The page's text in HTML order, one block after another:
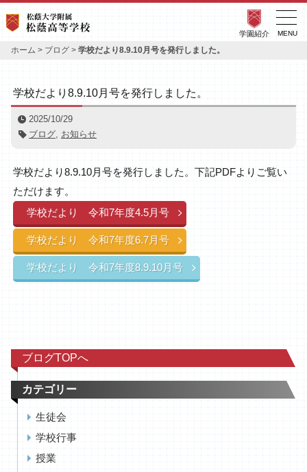
学園紹介
ホーム > ブログ > 学校だより8.9.10月号を発行しました。
学校だより8.9.10月号を発行しました。
2025/10/29
ブログ, お知らせ
学校だより8.9.10月号を発行しました。下記PDFよりご覧い
ただけます。
学校だより 令和7年度4.5月号
学校だより 令和7年度6.7月号
学校だより 令和7年度8.9.10月号
ブログTOPへ
カテゴリー
生徒会
学校行事
授業
MENU